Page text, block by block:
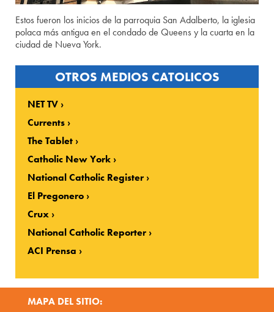
Estos fueron los inicios de la parroquia San Adalberto, la iglesia
polaca más antigua en el condado de Queens y la cuarta en la
ciudad de Nueva York.
OTROS MEDIOS CATOLICOS
NET TV
Currents
The Tablet
Catholic New York
National Catholic Register
El Pregonero
Crux
National Catholic Reporter
ACI Prensa
MAPA DEL SITIO: